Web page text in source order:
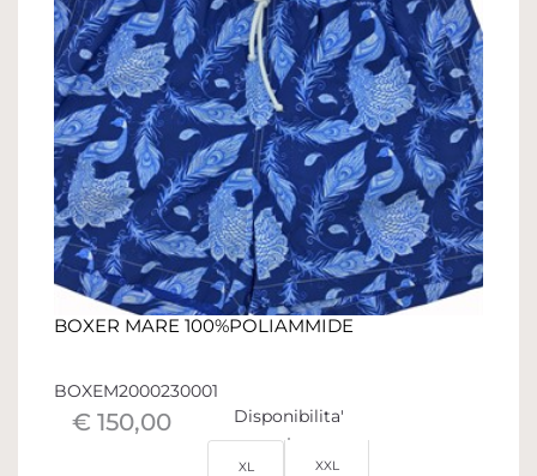
BOXER MARE 100%POLIAMMIDE
BOXEM2000230001
€ 150,00 Disponibilita'
XL XXL